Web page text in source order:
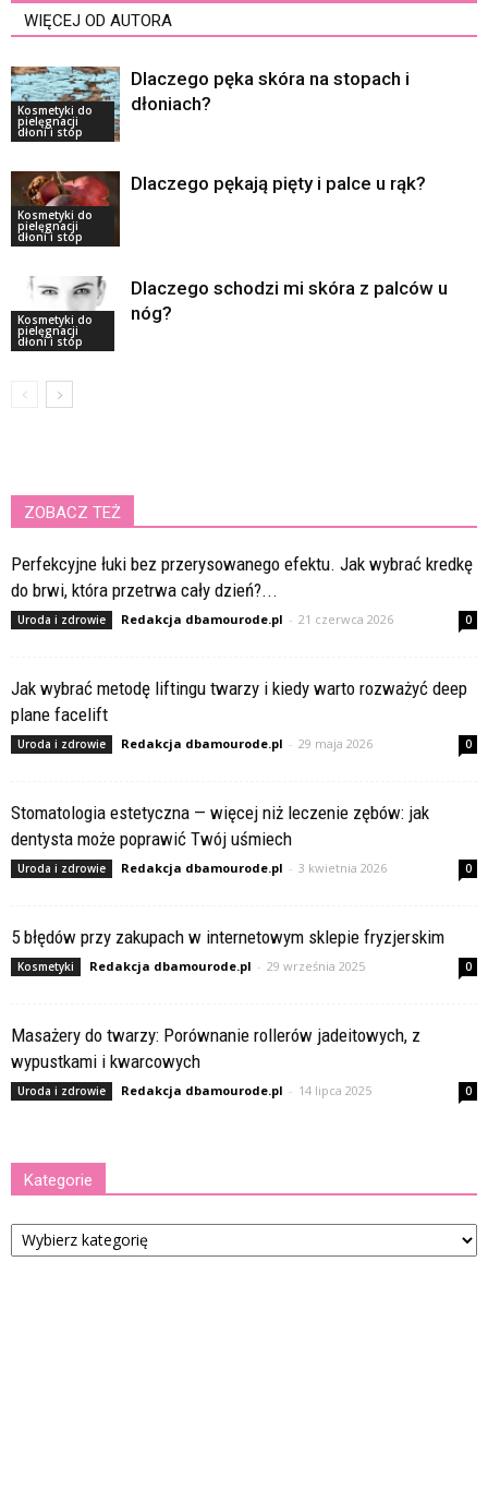
WIĘCEJ OD AUTORA
Kosmetyki do
pielęgnacji
dłoni i stóp
Dlaczego pęka skóra na stopach i
dłoniach?
Kosmetyki do
pielęgnacji
dłoni i stóp
Dlaczego pękają pięty i palce u rąk?
Kosmetyki do
pielęgnacji
dłoni i stóp
Dlaczego schodzi mi skóra z palców u
nóg?
ZOBACZ TEŻ
Perfekcyjne łuki bez przerysowanego efektu. Jak wybrać kredkę
do brwi, która przetrwa cały dzień?...
Uroda i zdrowie Redakcja dbamourode.pl - 21 czerwca 2026 0
Jak wybrać metodę liftingu twarzy i kiedy warto rozważyć deep
plane facelift
Uroda i zdrowie Redakcja dbamourode.pl - 29 maja 2026 0
Stomatologia estetyczna — więcej niż leczenie zębów: jak
dentysta może poprawić Twój uśmiech
Uroda i zdrowie Redakcja dbamourode.pl - 3 kwietnia 2026 0
5 błędów przy zakupach w internetowym sklepie fryzjerskim
Kosmetyki Redakcja dbamourode.pl - 29 września 2025 0
Masażery do twarzy: Porównanie rollerów jadeitowych, z
wypustkami i kwarcowych
Uroda i zdrowie Redakcja dbamourode.pl - 14 lipca 2025 0
Kategorie
Kategorie